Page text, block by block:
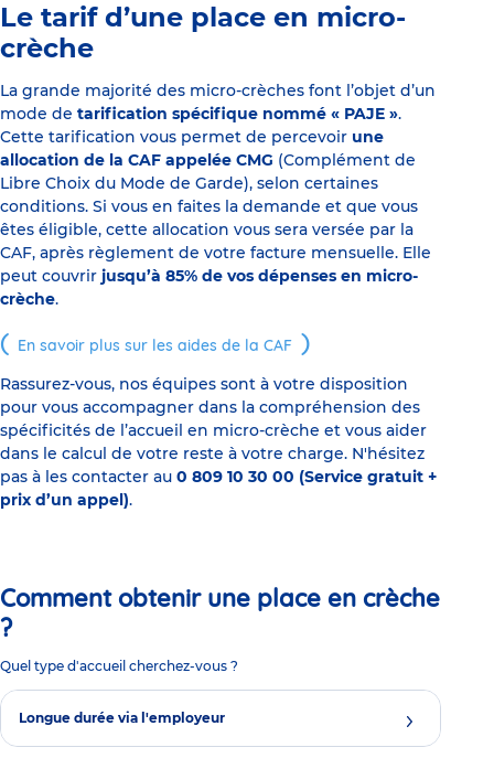
Le tarif d’une place en micro-
crèche
La grande majorité des micro-crèches font l’objet d’un
mode de tarification spécifique nommé « PAJE ».
Cette tarification vous permet de percevoir une
allocation de la CAF appelée CMG (Complément de
Libre Choix du Mode de Garde), selon certaines
conditions. Si vous en faites la demande et que vous
êtes éligible, cette allocation vous sera versée par la
CAF, après règlement de votre facture mensuelle. Elle
peut couvrir jusqu’à 85% de vos dépenses en micro-
crèche.
En savoir plus sur les aides de la CAF
Rassurez-vous, nos équipes sont à votre disposition
pour vous accompagner dans la compréhension des
spécificités de l’accueil en micro-crèche et vous aider
dans le calcul de votre reste à votre charge. N'hésitez
pas à les contacter au 0 809 10 30 00 (Service gratuit +
prix d’un appel).
Comment obtenir une place en crèche
?
Quel type d'accueil cherchez-vous ?
Longue durée via l'employeur